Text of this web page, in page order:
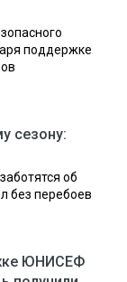
поддержке
сезону:
об
без перебоев
ЮНИСЕФ